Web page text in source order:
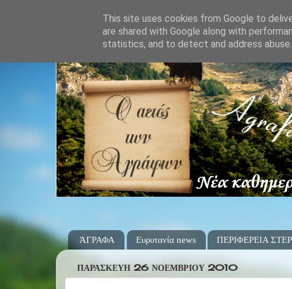
ΆΓΡΑΦΑ Ευρυτανία news ΠΕΡΙΦΕΡΕΙΑ
ΠΑΡΑΣΚΕΥΉ 26 ΝΟΕΜΒΡΊΟΥ 2010
This site uses cookies from Google to
are shared with Google along with
statistics, and to detect and address abuse.